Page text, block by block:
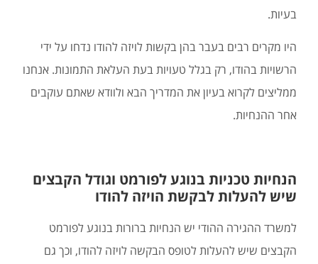
בעיות.
היו מקרים רבים בעבר בהן בקשות לויזה להודו נדחו על ידי
הרשויות בהודו, רק בגלל טעויות בעת העלאת התמונות. אנחנו
ממליצים לקרוא בעיון את המדריך הבא ולוודא שאתם עוקבים
אחר ההנחיות.
הנחיות טכניות בנוגע לפורמט וגודל הקבצים
שיש להעלות לבקשת הויזה להודו
למשרד ההגירה ההודי יש הנחיות ברורות בנוגע לפורמט
הקבצים שיש להעלות לטופס הבקשה לויזה להודו, וכך גם